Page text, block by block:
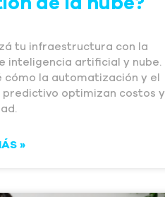
tu infraestructura con la
inteligencia artificial y nube.
cómo la automatización y el
predictivo optimizan costos y
»